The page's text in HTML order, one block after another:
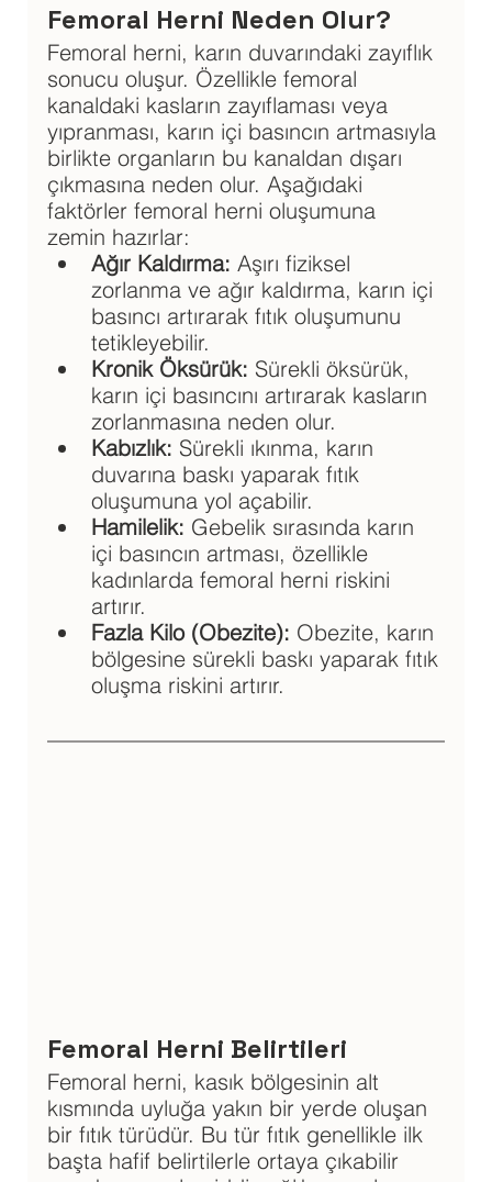
Femoral Herni Neden Olur?
Femoral herni, karın duvarındaki zayıflık
sonucu oluşur. Özellikle femoral
kanaldaki kasların zayıflaması veya
yıpranması, karın içi basıncın artmasıyla
birlikte organların bu kanaldan dışarı
çıkmasına neden olur. Aşağıdaki
faktörler femoral herni oluşumuna
zemin hazırlar:
Ağır Kaldırma: Aşırı fiziksel
zorlanma ve ağır kaldırma, karın içi
basıncı artırarak fıtık oluşumunu
tetikleyebilir.
Kronik Öksürük: Sürekli öksürük,
karın içi basıncını artırarak kasların
zorlanmasına neden olur.
Kabızlık: Sürekli ıkınma, karın
duvarına baskı yaparak fıtık
oluşumuna yol açabilir.
Hamilelik: Gebelik sırasında karın
içi basıncın artması, özellikle
kadınlarda femoral herni riskini
artırır.
Fazla Kilo (Obezite): Obezite, karın
bölgesine sürekli baskı yaparak fıtık
oluşma riskini artırır.
Femoral Herni Belirtileri
Femoral herni, kasık bölgesinin alt
kısmında uyluğa yakın bir yerde oluşan
bir fıtık türüdür. Bu tür fıtık genellikle ilk
başta hafif belirtilerle ortaya çıkabilir